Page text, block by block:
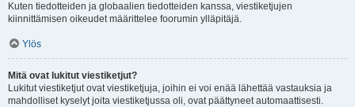
Kuten tiedotteiden ja globaalien tiedotteiden kanssa, viestiketjujen
kiinnittämisen oikeudet määrittelee foorumin ylläpitäjä.
Ylös
Mitä ovat lukitut viestiketjut?
Lukitut viestiketjut ovat viestiketjuja, joihin ei voi enää lähettää vastauksia ja
mahdolliset kyselyt joita viestiketjussa oli, ovat päättyneet automaattisesti.